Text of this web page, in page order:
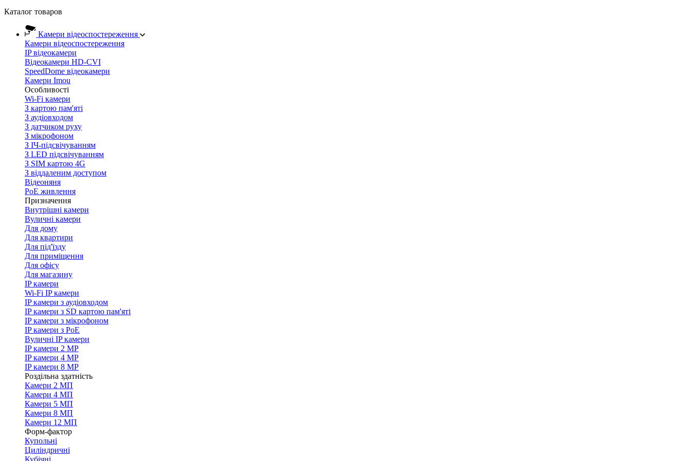
Каталог товаров
Камери відеоспостереження
Камери відеоспостереження
IP відеокамери
Відеокамери HD-CVI
SpeedDome відеокамери
Камери Imou
Особливості
Wi-Fi камери
З картою пам'яті
З аудіовходом
З датчиком руху
З мікрофоном
З ІЧ-підсвічуванням
З LED підсвічуванням
З SIM картою 4G
З віддаленим доступом
Відеоняня
PoE живлення
Призначення
Внутрішні камери
Вуличні камери
Для дому
Для квартири
Для під'їзду
Для приміщення
Для офісу
Для магазину
IP камери
Wi-Fi IP камери
IP камери з аудіовходом
IP камери з SD картою пам'яті
IP камери з мікрофоном
IP камери з PoE
Вуличні IP камери
IP камери 2 MP
IP камери 4 MP
IP камери 8 MP
Роздільна здатність
Камери 2 МП
Камери 4 МП
Камери 5 МП
Камери 8 МП
Камери 12 МП
Форм-фактор
Купольні
Циліндричні
Кубічні